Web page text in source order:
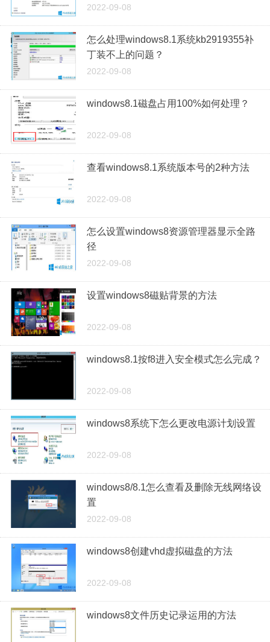
2022-09-08
怎么处理windows8.1系统kb2919355补
丁装不上的问题？
2022-09-08
windows8.1磁盘占用100%如何处理？
2022-09-08
查看windows8.1系统版本号的2种方法
2022-09-08
怎么设置windows8资源管理器显示全路
径
2022-09-08
设置windows8磁贴背景的方法
2022-09-08
windows8.1按f8进入安全模式怎么完成？
2022-09-08
windows8系统下怎么更改电源计划设置
2022-09-08
windows8/8.1怎么查看及删除无线网络设
置
2022-09-08
windows8创建vhd虚拟磁盘的方法
2022-09-08
windows8文件历史记录运用的方法